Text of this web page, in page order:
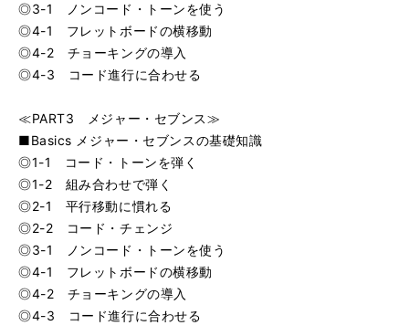
◎3-1 ノンコード・トーンを使う
◎4-1 フレットボードの横移動
◎4-2 チョーキングの導入
◎4-3 コード進行に合わせる
≪PART3 メジャー・セブンス≫
■Basics メジャー・セブンスの基礎知識
◎1-1 コード・トーンを弾く
◎1-2 組み合わせで弾く
◎2-1 平行移動に慣れる
◎2-2 コード・チェンジ
◎3-1 ノンコード・トーンを使う
◎4-1 フレットボードの横移動
◎4-2 チョーキングの導入
◎4-3 コード進行に合わせる